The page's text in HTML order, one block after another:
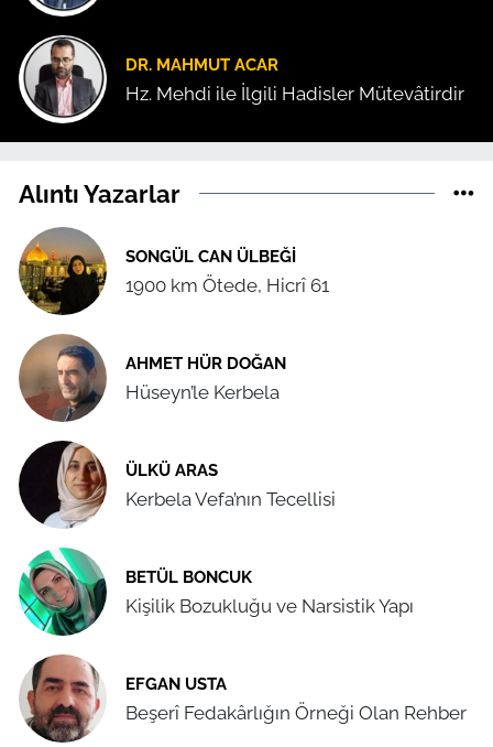
DR. MAHMUT ACAR
Hz. Mehdi ile İlgili Hadisler Mütevâtirdir
Alıntı Yazarlar
SONGÜL CAN ÜLBEĞI
1900 km Ötede, Hicrî 61
AHMET HÜR DOĞAN
Hüseyn’le Kerbela
ÜLKÜ ARAS
Kerbela Vefa’nın Tecellisi
BETÜL BONCUK
Kişilik Bozukluğu ve Narsistik Yapı
EFGAN USTA
Beşerî Fedakârlığın Örneği Olan Rehber